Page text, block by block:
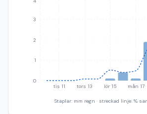
tis 11 tors 13 lör 15 mån 17
0
1
2
3
Staplar: mm regn · streckad linje: %